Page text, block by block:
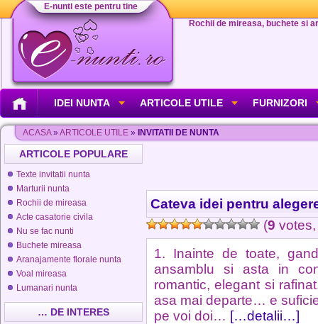
E-nunti este pentru tine
Rochii de mireasa, buchete si
IDEI NUNTA ARTICOLE UTILE FURNIZORI
ACASA» ARTICOLE UTILE » INVITATII DE NUNTA
ARTICOLE POPULARE
Texte invitatii nunta
Marturii nunta
Rochii de mireasa
Acte casatorie civila
Nu se fac nunti
Buchete mireasa
Aranajamente florale nunta
Voal mireasa
Lumanari nunta
… DE INTERES
Cateva idei pentru
(9
1. Inainte de toate,
ansamblu si asta in
romantic, elegant si
asa mai departe… e
pe voi doi… […detalii…]